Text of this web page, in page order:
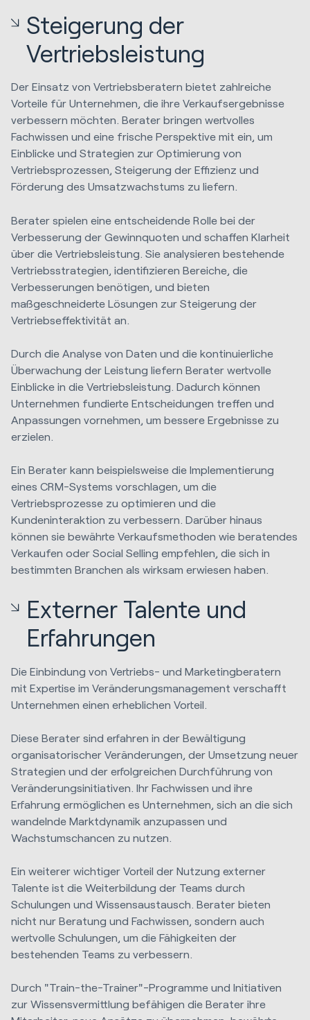
Steigerung der
Vertriebsleistung
Der Einsatz von Vertriebsberatern bietet zahlreiche
Vorteile für Unternehmen, die ihre Verkaufsergebnisse
verbessern möchten. Berater bringen wertvolles
Fachwissen und eine frische Perspektive mit ein, um
Einblicke und Strategien zur Optimierung von
Vertriebsprozessen, Steigerung der Effizienz und
Förderung des Umsatzwachstums zu liefern.
Berater spielen eine entscheidende Rolle bei der
Verbesserung der Gewinnquoten und schaffen Klarheit
über die Vertriebsleistung. Sie analysieren bestehende
Vertriebsstrategien, identifizieren Bereiche, die
Verbesserungen benötigen, und bieten
maßgeschneiderte Lösungen zur Steigerung der
Vertriebseffektivität an.
Durch die Analyse von Daten und die kontinuierliche
Überwachung der Leistung liefern Berater wertvolle
Einblicke in die Vertriebsleistung. Dadurch können
Unternehmen fundierte Entscheidungen treffen und
Anpassungen vornehmen, um bessere Ergebnisse zu
erzielen.
Ein Berater kann beispielsweise die Implementierung
eines CRM-Systems vorschlagen, um die
Vertriebsprozesse zu optimieren und die
Kundeninteraktion zu verbessern. Darüber hinaus
können sie bewährte Verkaufsmethoden wie beratendes
Verkaufen oder Social Selling empfehlen, die sich in
bestimmten Branchen als wirksam erwiesen haben.
Externer Talente und
Erfahrungen
Die Einbindung von Vertriebs- und Marketingberatern
mit Expertise im Veränderungsmanagement verschafft
Unternehmen einen erheblichen Vorteil.
Diese Berater sind erfahren in der Bewältigung
organisatorischer Veränderungen, der Umsetzung neuer
Strategien und der erfolgreichen Durchführung von
Veränderungsinitiativen. Ihr Fachwissen und ihre
Erfahrung ermöglichen es Unternehmen, sich an die sich
wandelnde Marktdynamik anzupassen und
Wachstumschancen zu nutzen.
Ein weiterer wichtiger Vorteil der Nutzung externer
Talente ist die Weiterbildung der Teams durch
Schulungen und Wissensaustausch. Berater bieten
nicht nur Beratung und Fachwissen, sondern auch
wertvolle Schulungen, um die Fähigkeiten der
bestehenden Teams zu verbessern.
Durch "Train-the-Trainer"-Programme und Initiativen
zur Wissensvermittlung befähigen die Berater ihre